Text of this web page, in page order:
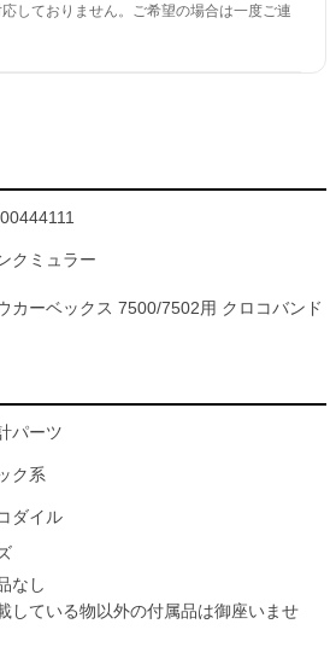
しておりません。ご希望の場合は一度ご連
クミュラー
カーベックス 7500/7502用 クロコバンド
パーツ
ク系
ダイル
なし
している物以外の付属品は御座いませ